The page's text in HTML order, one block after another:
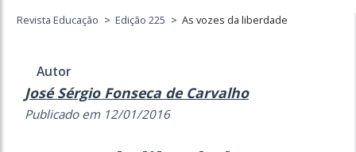
Revista Educação > Edição 225 > As vozes da liberdade
Autor
José Sérgio Fonseca de Carvalho
Publicado em 12/01/2016